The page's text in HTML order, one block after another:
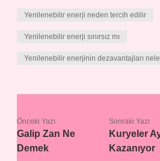
Yenilenebilir enerji neden tercih edilir
Yenilenebilir enerji sınırsız mı
Yenilenebilir enerjinin dezavantajları
Önceki Yazı
Galip Zan Ne
Demek
Sonraki Yazı
Kuryeler
Kazanıyor